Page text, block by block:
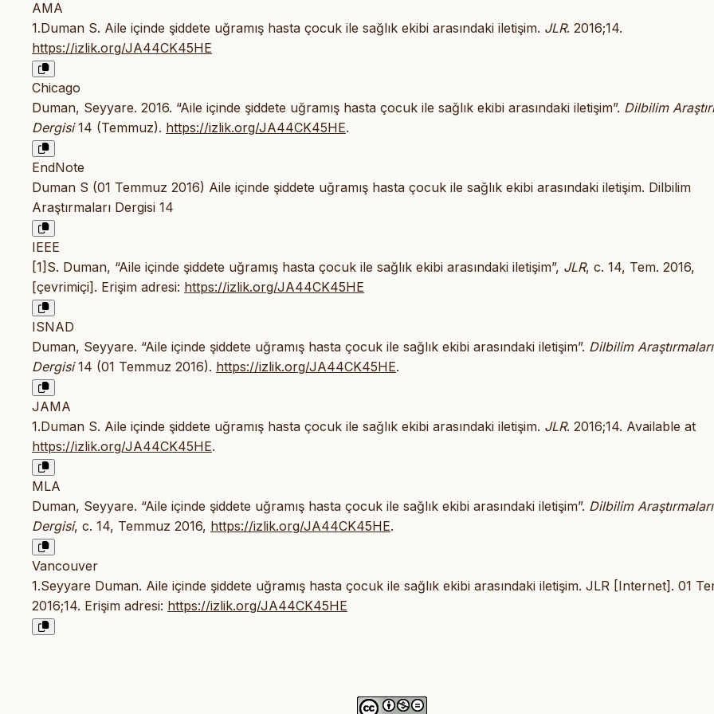
AMA
1.Duman S. Aile içinde şiddete uğramış hasta çocuk ile sağlık ekibi arasındaki iletişim. JLR. 2016;14.
https://izlik.org/JA44CK45HE
Chicago
Duman, Seyyare. 2016. “Aile içinde şiddete uğramış hasta çocuk ile sağlık ekibi arasındaki iletişim”. Dilbilim
Dergisi14 (Temmuz). https://izlik.org/JA44CK45HE.
EndNote
Duman S (01 Temmuz 2016) Aile içinde şiddete uğramış hasta çocuk ile sağlık ekibi arasındaki iletişim. Dilbilim
Araştırmaları Dergisi 14
IEEE
[1]S. Duman, “Aile içinde şiddete uğramış hasta çocuk ile sağlık ekibi arasındaki iletişim”, JLR, c. 14, Tem. 2016,
[çevrimiçi]. Erişim adresi: https://izlik.org/JA44CK45HE
ISNAD
Duman, Seyyare. “Aile içinde şiddete uğramış hasta çocuk ile sağlık ekibi arasındaki iletişim”. Dilbilim Araştırmaları
Dergisi14 (01 Temmuz 2016). https://izlik.org/JA44CK45HE.
JAMA
1.Duman S. Aile içinde şiddete uğramış hasta çocuk ile sağlık ekibi arasındaki iletişim. JLR. 2016;14. Available at
https://izlik.org/JA44CK45HE.
MLA
Duman, Seyyare. “Aile içinde şiddete uğramış hasta çocuk ile sağlık ekibi arasındaki iletişim”. Dilbilim Araştırmaları
Dergisi, c. 14, Temmuz 2016, https://izlik.org/JA44CK45HE.
Vancouver
1.Seyyare Duman. Aile içinde şiddete uğramış hasta çocuk ile sağlık ekibi arasındaki iletişim. JLR [Internet]. 01
2016;14. Erişim adresi: https://izlik.org/JA44CK45HE